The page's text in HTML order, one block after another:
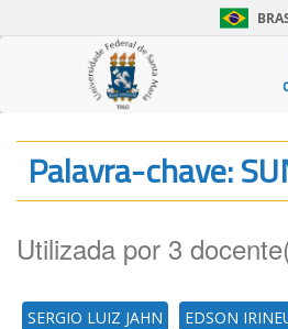
Palavra-chave:
Utilizada por 3
SERGIO LUIZ JAHN EDSON